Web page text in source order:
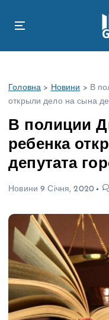
Головна > Новини > В
открыли дело на сына
В полиции
ребенка
депутата
Новини 9 Січня, 2020